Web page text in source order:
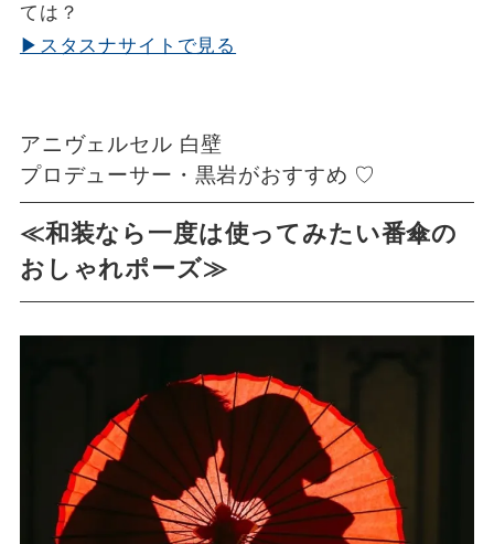
ては？
▶スタスナサイトで見る
アニヴェルセル 白壁
プロデューサー・黒岩がおすすめ ♡
≪和装なら一度は使ってみたい番傘の
おしゃれポーズ≫